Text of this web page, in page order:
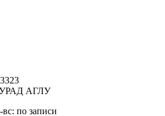
АГЛУ
по записи